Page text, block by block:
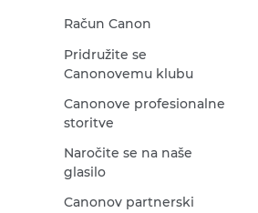
Račun Canon
Pridružite se
Canonovemu klubu
Canonove profesionalne
storitve
Naročite se na naše
glasilo
Canonov partnerski